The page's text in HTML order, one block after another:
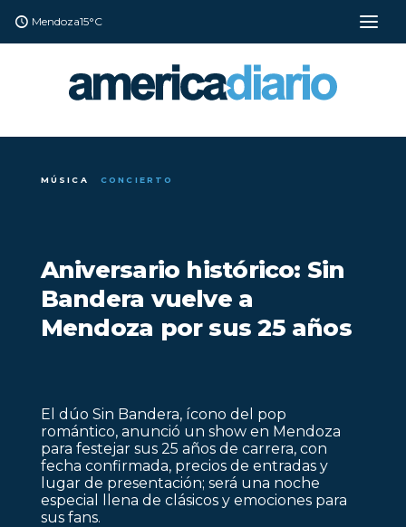
Mendoza15°C
MÚSICA CONCIERTO
Aniversario histórico: Sin
Bandera vuelve a
Mendoza por sus 25 años
El dúo Sin Bandera, ícono del pop
romántico, anunció un show en Mendoza
para festejar sus 25 años de carrera, con
fecha confirmada, precios de entradas y
lugar de presentación; será una noche
especial llena de clásicos y emociones para
sus fans.